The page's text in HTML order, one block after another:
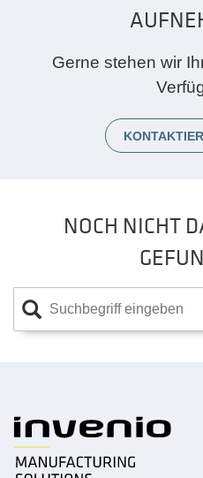
Gerne stehen wir
NOCH NICHT